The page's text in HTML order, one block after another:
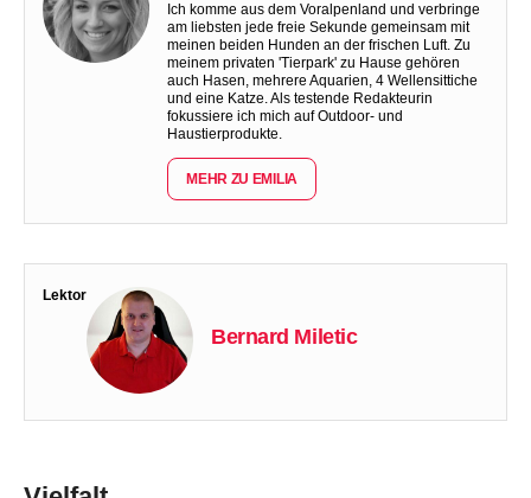
Ich komme aus dem Voralpenland und verbringe
am liebsten jede freie Sekunde gemeinsam mit
meinen beiden Hunden an der frischen Luft. Zu
meinem privaten 'Tierpark' zu Hause gehören
auch Hasen, mehrere Aquarien, 4 Wellensittiche
und eine Katze. Als testende Redakteurin
fokussiere ich mich auf Outdoor- und
Haustierprodukte.
MEHR ZU EMILIA
Lektor
Bernard Miletic